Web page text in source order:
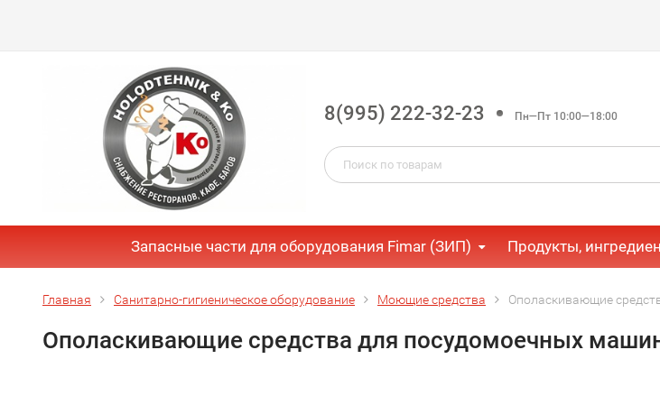
8(995) 222-32-23 Пн—Пт 10:00—18:00
Запасные части для оборудования Fimar (ЗИП) Продукты,
Главная Санитарно-гигиеническое оборудование Моющие средства Ополаскивающие
Ополаскивающие средства для посудомоечных